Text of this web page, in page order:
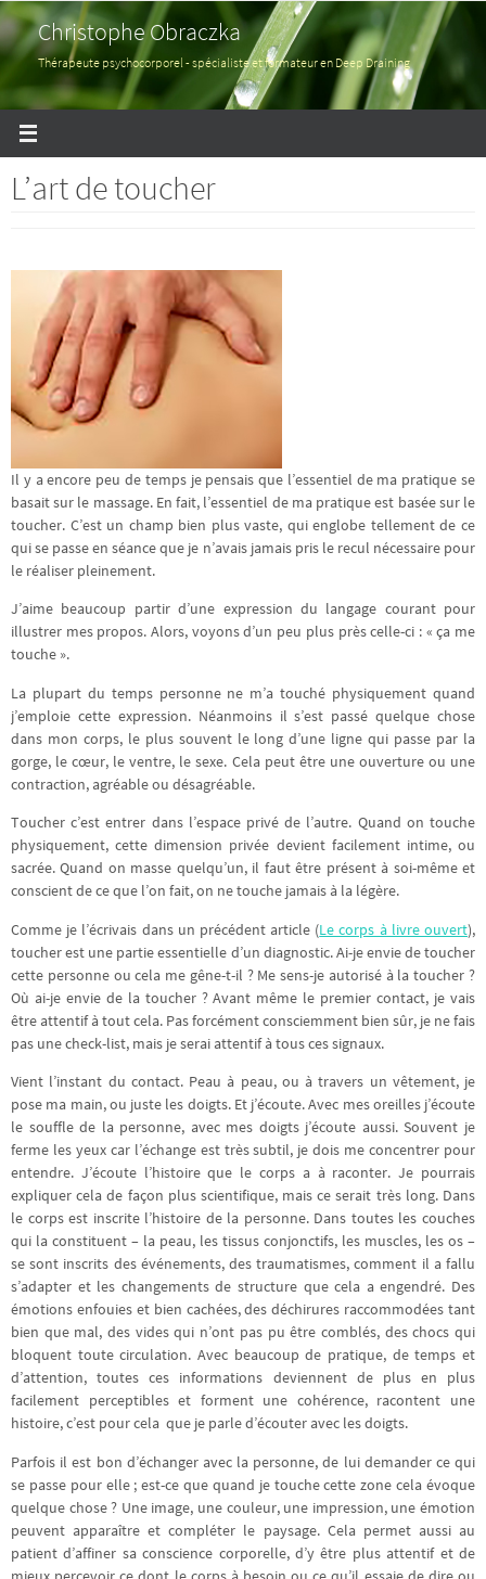
Passer
vers
le
Christophe Obraczka
Thérapeute psychocorporel - spécialiste et formateur en Deep Draining
L’art de toucher
Il y a encore peu de temps je pensais que l’essentiel de ma pratique se
basait sur le massage. En fait, l’essentiel de ma pratique est basée sur le
toucher. C’est un champ bien plus vaste, qui englobe tellement de ce
qui se passe en séance que je n’avais jamais pris le recul nécessaire pour
le réaliser pleinement.
J’aime beaucoup partir d’une expression du langage courant pour
illustrer mes propos. Alors, voyons d’un peu plus près celle-ci : « ça me
touche ».
La plupart du temps personne ne m’a touché physiquement quand
j’emploie cette expression. Néanmoins il s’est passé quelque chose
dans mon corps, le plus souvent le long d’une ligne qui passe par la
gorge, le cœur, le ventre, le sexe. Cela peut être une ouverture ou une
contraction, agréable ou désagréable.
Toucher c’est entrer dans l’espace privé de l’autre. Quand on touche
physiquement, cette dimension privée devient facilement intime, ou
sacrée. Quand on masse quelqu’un, il faut être présent à soi-même et
conscient de ce que l’on fait, on ne touche jamais à la légère.
Comme je l’écrivais dans un précédent article (Le corps à livre ouvert),
toucher est une partie essentielle d’un diagnostic. Ai-je envie de toucher
cette personne ou cela me gêne-t-il ? Me sens-je autorisé à la toucher ?
Où ai-je envie de la toucher ? Avant même le premier contact, je vais
être attentif à tout cela. Pas forcément consciemment bien sûr, je ne fais
pas une check-list, mais je serai attentif à tous ces signaux.
Vient l’instant du contact. Peau à peau, ou à travers un vêtement, je
pose ma main, ou juste les doigts. Et j’écoute. Avec mes oreilles j’écoute
le souffle de la personne, avec mes doigts j’écoute aussi. Souvent je
ferme les yeux car l’échange est très subtil, je dois me concentrer pour
entendre. J’écoute l’histoire que le corps a à raconter. Je pourrais
expliquer cela de façon plus scientifique, mais ce serait très long. Dans
le corps est inscrite l’histoire de la personne. Dans toutes les couches
qui la constituent – la peau, les tissus conjonctifs, les muscles, les os –
se sont inscrits des événements, des traumatismes, comment il a fallu
s’adapter et les changements de structure que cela a engendré. Des
émotions enfouies et bien cachées, des déchirures raccommodées tant
bien que mal, des vides qui n’ont pas pu être comblés, des chocs qui
bloquent toute circulation. Avec beaucoup de pratique, de temps et
d’attention, toutes ces informations deviennent de plus en plus
facilement perceptibles et forment une cohérence, racontent une
histoire, c’est pour cela que je parle d’écouter avec les doigts.
Parfois il est bon d’échanger avec la personne, de lui demander ce qui
se passe pour elle ; est-ce que quand je touche cette zone cela évoque
quelque chose ? Une image, une couleur, une impression, une émotion
peuvent apparaître et compléter le paysage. Cela permet aussi au
patient d’affiner sa conscience corporelle, d’y être plus attentif et de